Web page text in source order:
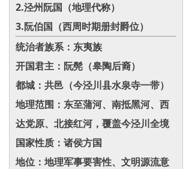
2.泾州阮国‌（地理代称）
3.阮伯国‌（西周时期册封爵位）
统治者族系：东夷族
开国君主：阮髡（皋陶后裔）
都城：共邑（今泾川县水泉寺一带）
地理范围：东至蒲河、南抵黑河、西
达党原、北接红河，覆盖今泾川全境
国家性质：诸侯方国
地位：地理军事要害性‌、‌文明源流意